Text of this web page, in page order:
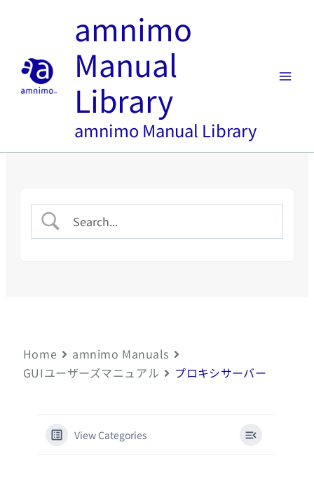
amnimo
Manual
Library
amnimo Manual Library
Home
amnimo Manuals
GUIユーザーズマニュアル
プロキシサーバー
View Categories